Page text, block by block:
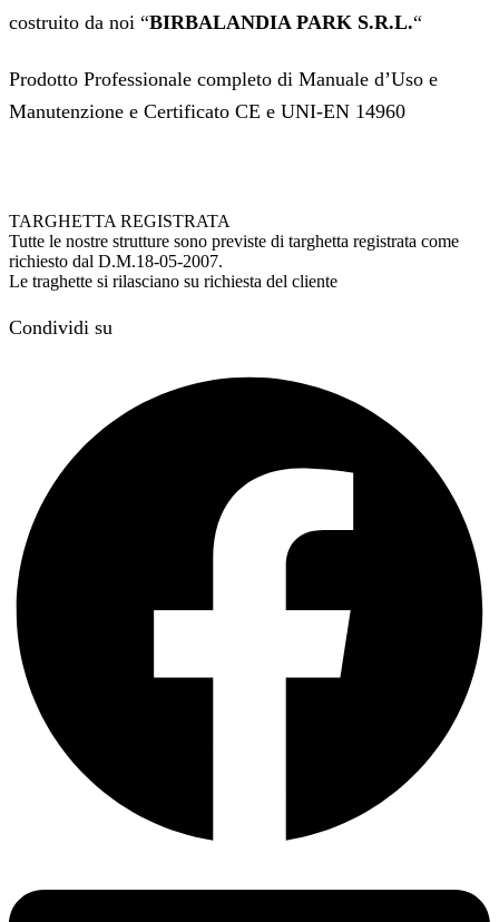
costruito da noi “BIRBALANDIA PARK S.R.L.“
Prodotto Professionale completo di Manuale d’Uso e
Manutenzione e Certificato CE e UNI-EN 14960
TARGHETTA REGISTRATA
Tutte le nostre strutture sono previste di targhetta registrata come
richiesto dal D.M.18-05-2007.
Le traghette si rilasciano su richiesta del cliente
Condividi su